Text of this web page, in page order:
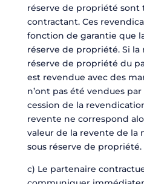
réserve de propriété sont
contractant. Ces
fonction de garantie que
réserve de propriété. Si la
réserve de propriété du
est revendue avec des
n’ont pas été vendues
cession de la
revente ne correspond
valeur de la revente de la
sous réserve de propriété.
c) Le partenaire